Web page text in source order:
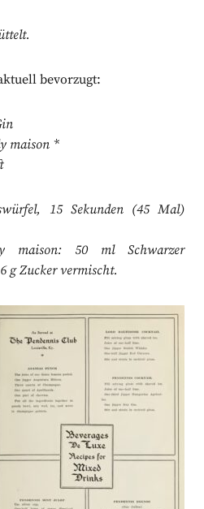
bevorzugt:
maison *
15 Sekunden (45 Mal)
maison: 50 ml Schwarzer
g Zucker vermischt.